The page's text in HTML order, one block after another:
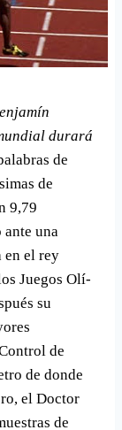
durará
de
de
9,79
ante una
en el rey
Juegos Olí­
su
de
de donde
el Doctor
de